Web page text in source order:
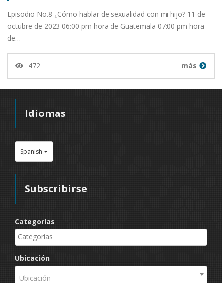
Episodio No.8 ¿Cómo hablar de sexualidad con mi hijo? 11 de
octubre de 2023 06:00 pm hora de Guatemala 07:00 pm hora
de…
472 más
Idiomas
Spanish
Subscribirse
Categorías
Ubicación
Ubicación